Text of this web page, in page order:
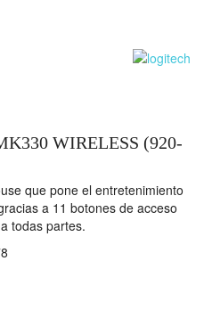
WIRELESS (920-
que pone el entretenimiento
a 11 botones de acceso
todas partes.